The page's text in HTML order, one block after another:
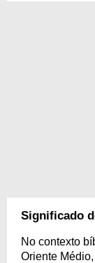
Significado
No contexto
Oriente